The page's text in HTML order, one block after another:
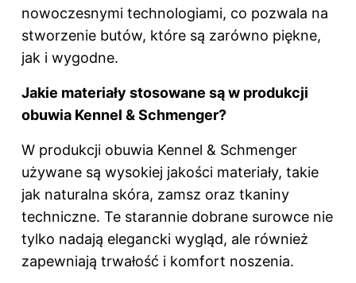
nowoczesnymi technologiami, co pozwala na
stworzenie butów, które są zarówno piękne,
jak i wygodne.
Jakie materiały stosowane są w produkcji
obuwia Kennel & Schmenger?
W produkcji obuwia Kennel & Schmenger
używane są wysokiej jakości materiały, takie
jak naturalna skóra, zamsz oraz tkaniny
techniczne. Te starannie dobrane surowce nie
tylko nadają elegancki wygląd, ale również
zapewniają trwałość i komfort noszenia.